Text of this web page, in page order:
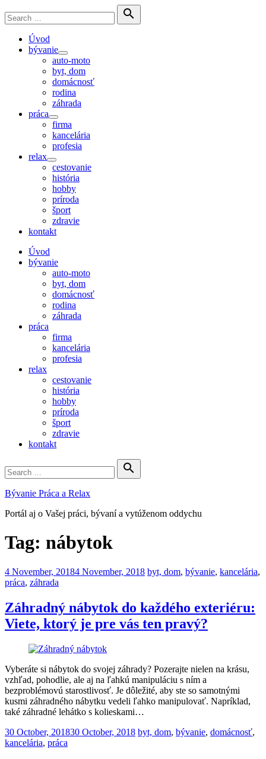
to
for:

Search
Úvod
bývanie
Show
sub
menu
auto-moto
byt, dom
domácnosť
rodina
záhrada
práca
Show
sub
menu
firma
kancelária
profesia
relax
Show
sub
menu
cestovanie
história
hobby
príroda
šport
zdravie
kontakt
Úvod
bývanie
auto-moto
byt, dom
domácnosť
rodina
záhrada
práca
firma
kancelária
profesia
relax
cestovanie
história
hobby
príroda
šport
zdravie
kontakt
for:

Search
Bývanie Práca a Relax
Portál aj o Vašej práci, bývaní a vytúženom oddychu
Tag: nábytok
Posted
on
4 November, 20184 November, 2018 byt, dom, bývanie, kancelária,
práca, záhrada
Záhradný nábytok do každého exteriéru:
Viete, ktorý je pre vás ten pravý?
Vyberáte si nábytok do svojej záhrady? Pozerajte nielen na krásu,
vzhľad, pohodlie, ale aj na ľahkú manipuláciu s ním a
bezproblémovú starostlivosť. Je dôležité, aby ste so samotnými
kusmi záhradného nábytku vedeli ľahko manipulovať. Napríklad,
také záhradné lehátko s kolieskami…
Posted
on
30 October, 201830 October, 2018 byt, dom, bývanie, domácnosť,
kancelária, práca